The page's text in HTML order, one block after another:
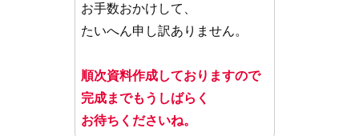
お手数おかけして、
たいへん申し訳ありません。
順次資料作成しておりますので
完成までもうしばらく
お待ちくださいね。